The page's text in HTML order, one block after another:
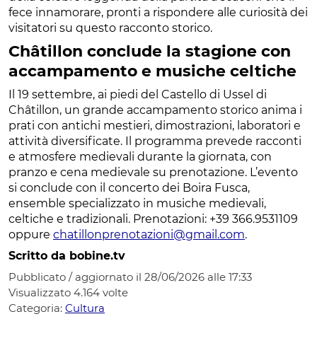
fece innamorare, pronti a rispondere alle curiosità dei
visitatori su questo racconto storico.
Châtillon conclude la stagione con
accampamento e musiche celtiche
Il 19 settembre, ai piedi del Castello di Ussel di
Châtillon, un grande accampamento storico anima i
prati con antichi mestieri, dimostrazioni, laboratori e
attività diversificate. Il programma prevede racconti
e atmosfere medievali durante la giornata, con
pranzo e cena medievale su prenotazione. L’evento
si conclude con il concerto dei Boira Fusca,
ensemble specializzato in musiche medievali,
celtiche e tradizionali. Prenotazioni: +39 366.9531109
oppure chatillonprenotazioni@gmail.com.
Scritto da bobine.tv
Pubblicato / aggiornato il 28/06/2026 alle 17:33
Visualizzato 4.164 volte
Categoria: Cultura